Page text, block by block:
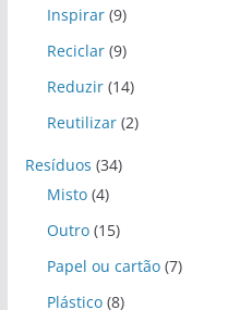
Inspirar(9)
Reciclar(9)
Reduzir(14)
Reutilizar(2)
Resíduos (34)
Misto(4)
Outro(15)
Papel ou cartão(7)
Plástico(8)